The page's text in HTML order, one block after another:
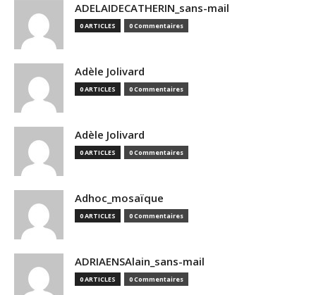
ADELAIDECATHERIN_sans-mail
0 ARTICLES 0 Commentaires
Adèle Jolivard
0 ARTICLES 0 Commentaires
Adèle Jolivard
0 ARTICLES 0 Commentaires
Adhoc_mosaïque
0 ARTICLES 0 Commentaires
ADRIAENSAlain_sans-mail
0 ARTICLES 0 Commentaires